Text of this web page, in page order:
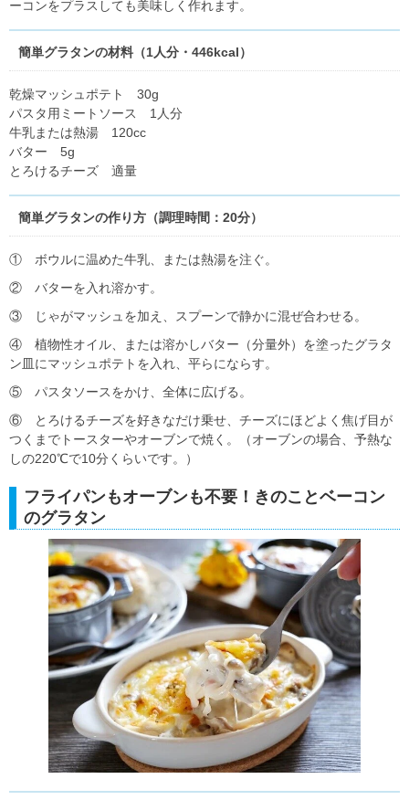
ーコンをプラスしても美味しく作れます。
簡単グラタンの材料（1人分・446kcal）
乾燥マッシュポテト 30g
パスタ用ミートソース 1人分
牛乳または熱湯 120cc
バター 5g
とろけるチーズ 適量
簡単グラタンの作り方（調理時間：20分）
① ボウルに温めた牛乳、または熱湯を注ぐ。
② バターを入れ溶かす。
③ じゃがマッシュを加え、スプーンで静かに混ぜ合わせる。
④ 植物性オイル、または溶かしバター（分量外）を塗ったグラタ
ン皿にマッシュポテトを入れ、平らにならす。
⑤ パスタソースをかけ、全体に広げる。
⑥ とろけるチーズを好きなだけ乗せ、チーズにほどよく焦げ目が
つくまでトースターやオーブンで焼く。（オーブンの場合、予熱な
しの220℃で10分くらいです。）
フライパンもオーブンも不要！きのことベーコン
のグラタン